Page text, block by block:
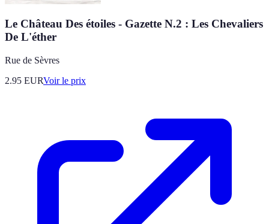
Le Château Des étoiles - Gazette N.2 : Les Chevaliers
De L'éther
Rue de Sèvres
2.95 EURVoir le prix